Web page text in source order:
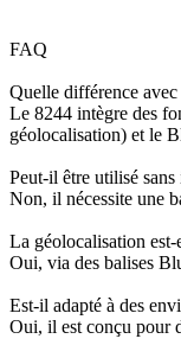
FAQ
Quelle différence
Le 8244 intègre des
géolocalisation) et le
Peut-il être utilisé
Non, il nécessite une
La géolocalisation est-
Oui, via des balises
Est-il adapté à des
Oui, il est conçu pour